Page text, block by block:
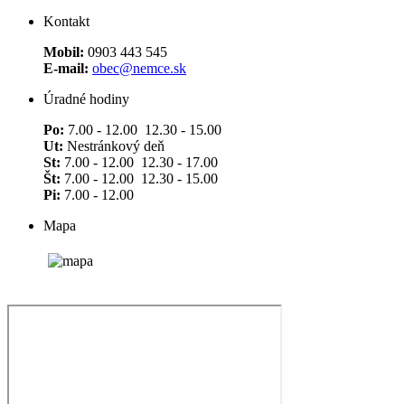
Kontakt
Mobil: 0903 443 545
E-mail: obec@nemce.sk
Úradné hodiny
Po: 7.00 - 12.00 12.30 - 15.00
Ut: Nestránkový deň
St: 7.00 - 12.00 12.30 - 17.00
Št: 7.00 - 12.00 12.30 - 15.00
Pi: 7.00 - 12.00
Mapa